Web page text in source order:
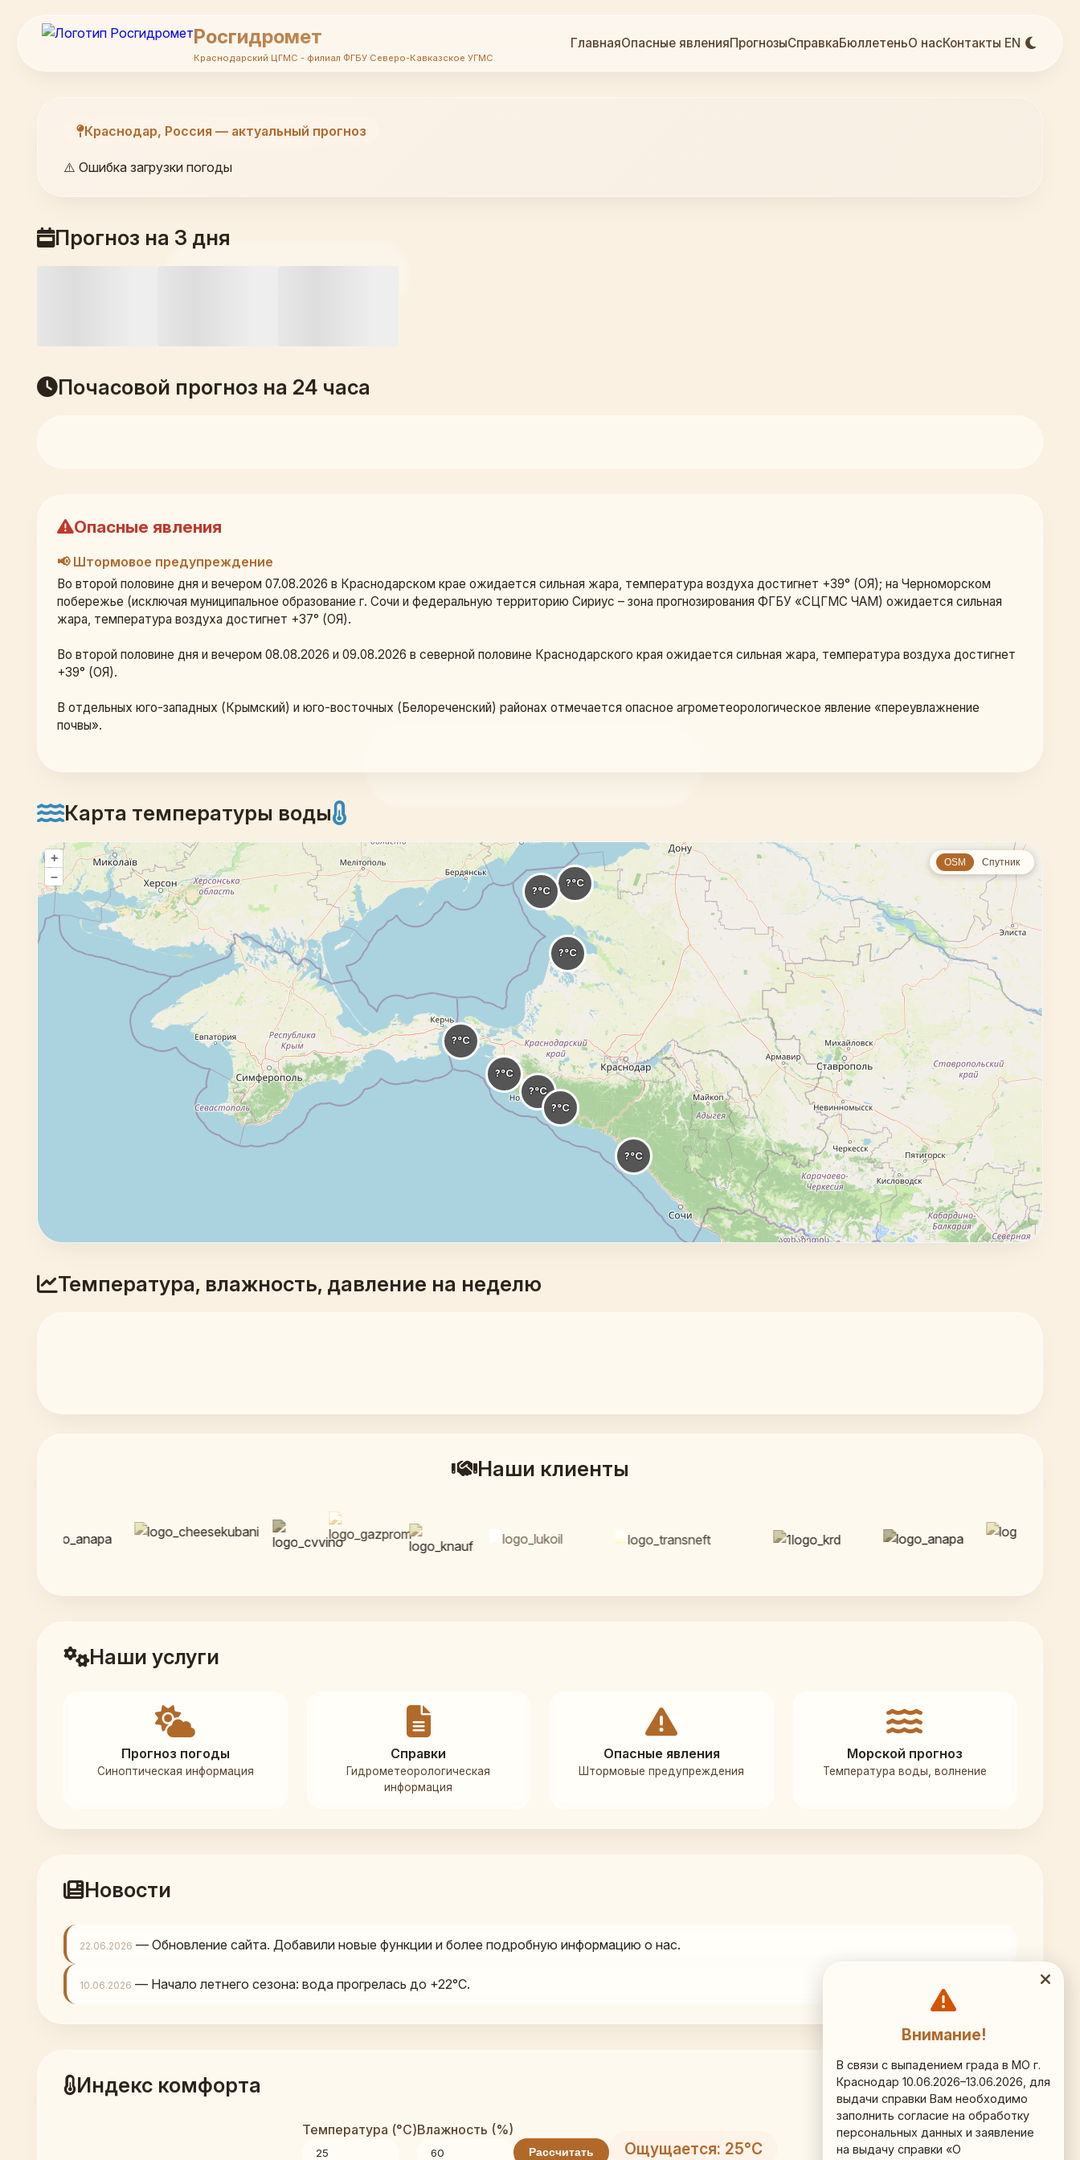
Росгидромет
Краснодарский ЦГМС - филиал ФГБУ Северо-Кавказское УГМС
ГлавнаяОпасные явленияПрогнозыСправкаБюллетеньО насКонтакты EN
Краснодар, Россия — актуальный прогноз
⚠️ Ошибка загрузки погоды
Прогноз на 3 дня
Почасовой прогноз на 24 часа
Опасные явления
📢 Штормовое предупреждение
Во второй половине дня и вечером 07.08.2026 в Краснодарском крае ожидается сильная жара, температура воздуха достигнет +39° (ОЯ); на Черноморском
побережье (исключая муниципальное образование г. Сочи и федеральную территорию Сириус – зона прогнозирования ФГБУ «СЦГМС ЧАМ) ожидается сильная
жара, температура воздуха достигнет +37° (ОЯ).
Во второй половине дня и вечером 08.08.2026 и 09.08.2026 в северной половине Краснодарского края ожидается сильная жара, температура воздуха достигнет
+39° (ОЯ).
В отдельных юго-западных (Крымский) и юго-восточных (Белореченский) районах отмечается опасное агрометеорологическое явление «переувлажнение
почвы».
Карта температуры воды
OSM Спутник
+
–
Температура, влажность, давление на неделю
Наши клиенты
Наши услуги
Прогноз погоды
Синоптическая информация
Справки
Гидрометеорологическая
информация
Опасные явления
Штормовые предупреждения
Морской прогноз
Температура воды, волнение
Новости
22.06.2026 — Обновление сайта. Добавили новые функции и более подробную информацию о нас.
10.06.2026 — Начало летнего сезона: вода прогрелась до +22°C.
Индекс комфорта
Температура (°C)Влажность (%)
Рассчитать Ощущается: 25°C
Внимание!
В связи с выпадением града в МО г.
Краснодар 10.06.2026–13.06.2026, для
выдачи справки Вам необходимо
заполнить согласие на обработку
персональных данных и заявление
на выдачу справки «О